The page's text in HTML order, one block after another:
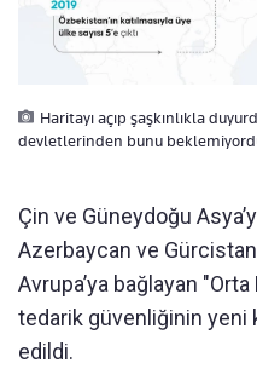
Haritayı açıp şaşkınlıkla
devletlerinden bunu
Çin ve Güneydoğu
Azerbaycan ve
Avrupa’ya bağlayan
tedarik güvenliğinin yeni
edildi.